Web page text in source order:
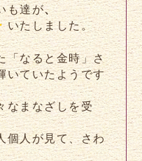
も達が、
いたしました。
「なると金時」さ
いていたようです
なまなざしを受
個人が見て、さわ